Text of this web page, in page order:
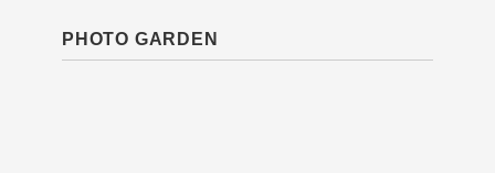
PHOTO GARDEN